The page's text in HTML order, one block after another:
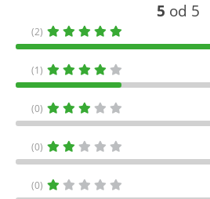
5 od 5
(2)
(1)
(0)
(0)
(0)